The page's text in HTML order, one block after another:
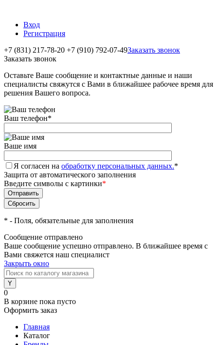
Вход
Регистрация
+7 (831) 217-78-20 +7 (910) 792-07-49Заказать звонок
Заказать звонок
Оставьте Ваше сообщение и контактные данные и наши
специалисты свяжутся с Вами в ближайшее рабочее время для
решения Вашего вопроса.
Ваш телефон*
Ваше имя
Я согласен на обработку персональных данных.*
Защита от автоматического заполнения
Введите символы с картинки*
* - Поля, обязательные для заполнения
Сообщение отправлено
Ваше сообщение успешно отправлено. В ближайшее время с
Вами свяжется наш специалист
Закрыть окно
0
В корзине пока пусто
Оформить заказ
Главная
Каталог